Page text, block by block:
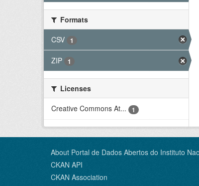
Formats
CSV
1
ZIP 1
Licenses
Creative Commons At...
1
About Portal de Dados Abertos do Instituto
CKAN API
CKAN Association